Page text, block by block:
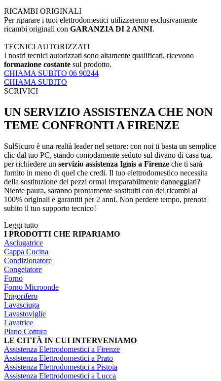
RICAMBI ORIGINALI
Per riparare i tuoi elettrodomestici utilizzeremo esclusivamente
ricambi originali con GARANZIA DI 2 ANNI.
TECNICI AUTORIZZATI
I nostri tecnici autorizzati sono altamente qualificati, ricevono
formazione costante sul prodotto.
CHIAMA SUBITO 06 90244
CHIAMA SUBITO
SCRIVICI
UN SERVIZIO ASSISTENZA CHE NON
TEME CONFRONTI A FIRENZE
SulSicuro è una realtà leader nel settore: con noi ti basta un semplice
clic dal tuo PC, stando comodamente seduto sul divano di casa tua,
per richiedere un servizio assistenza Ignis a Firenze che ti sarà
fornito in meno di quel che credi. Il tuo elettrodomestico necessita
della sostituzione dei pezzi ormai irreparabilmente danneggiati?
Niente paura, saranno prontamente sostituiti con dei ricambi al
100% originali e garantiti per 2 anni. Non perdere tempo, prenota
subito il tuo supporto tecnico!
Leggi tutto
I PRODOTTI CHE RIPARIAMO
Asciugatrice
Cappa Cucina
Condizionatore
Congelatore
Forno
Forno Microonde
Frigorifero
Lavasciuga
Lavastoviglie
Lavatrice
Piano Cottura
LE CITTÀ IN CUI INTERVENIAMO
Assistenza Elettrodomestici a Firenze
Assistenza Elettrodomestici a Prato
Assistenza Elettrodomestici a Pistoia
Assistenza Elettrodomestici a Lucca